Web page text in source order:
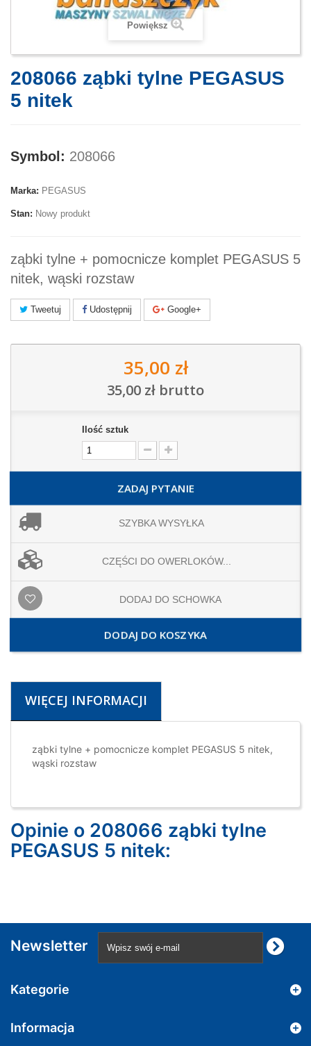
Powiększ
208066 ząbki tylne PEGASUS
5 nitek
Symbol: 208066
Marka: PEGASUS
Stan: Nowy produkt
ząbki tylne + pomocnicze komplet PEGASUS 5
nitek, wąski rozstaw
Tweetuj Udostępnij Google+
35,00 zł
35,00 zł brutto
Ilość sztuk
ZADAJ PYTANIE
SZYBKA WYSYŁKA
CZĘŚCI DO OWERLOKÓW...
DODAJ DO SCHOWKA
DODAJ DO KOSZYKA
WIĘCEJ INFORMACJI
ząbki tylne + pomocnicze komplet PEGASUS 5 nitek,
wąski rozstaw
Opinie o 208066 ząbki tylne
PEGASUS 5 nitek:
Newsletter
Kategorie
Informacja